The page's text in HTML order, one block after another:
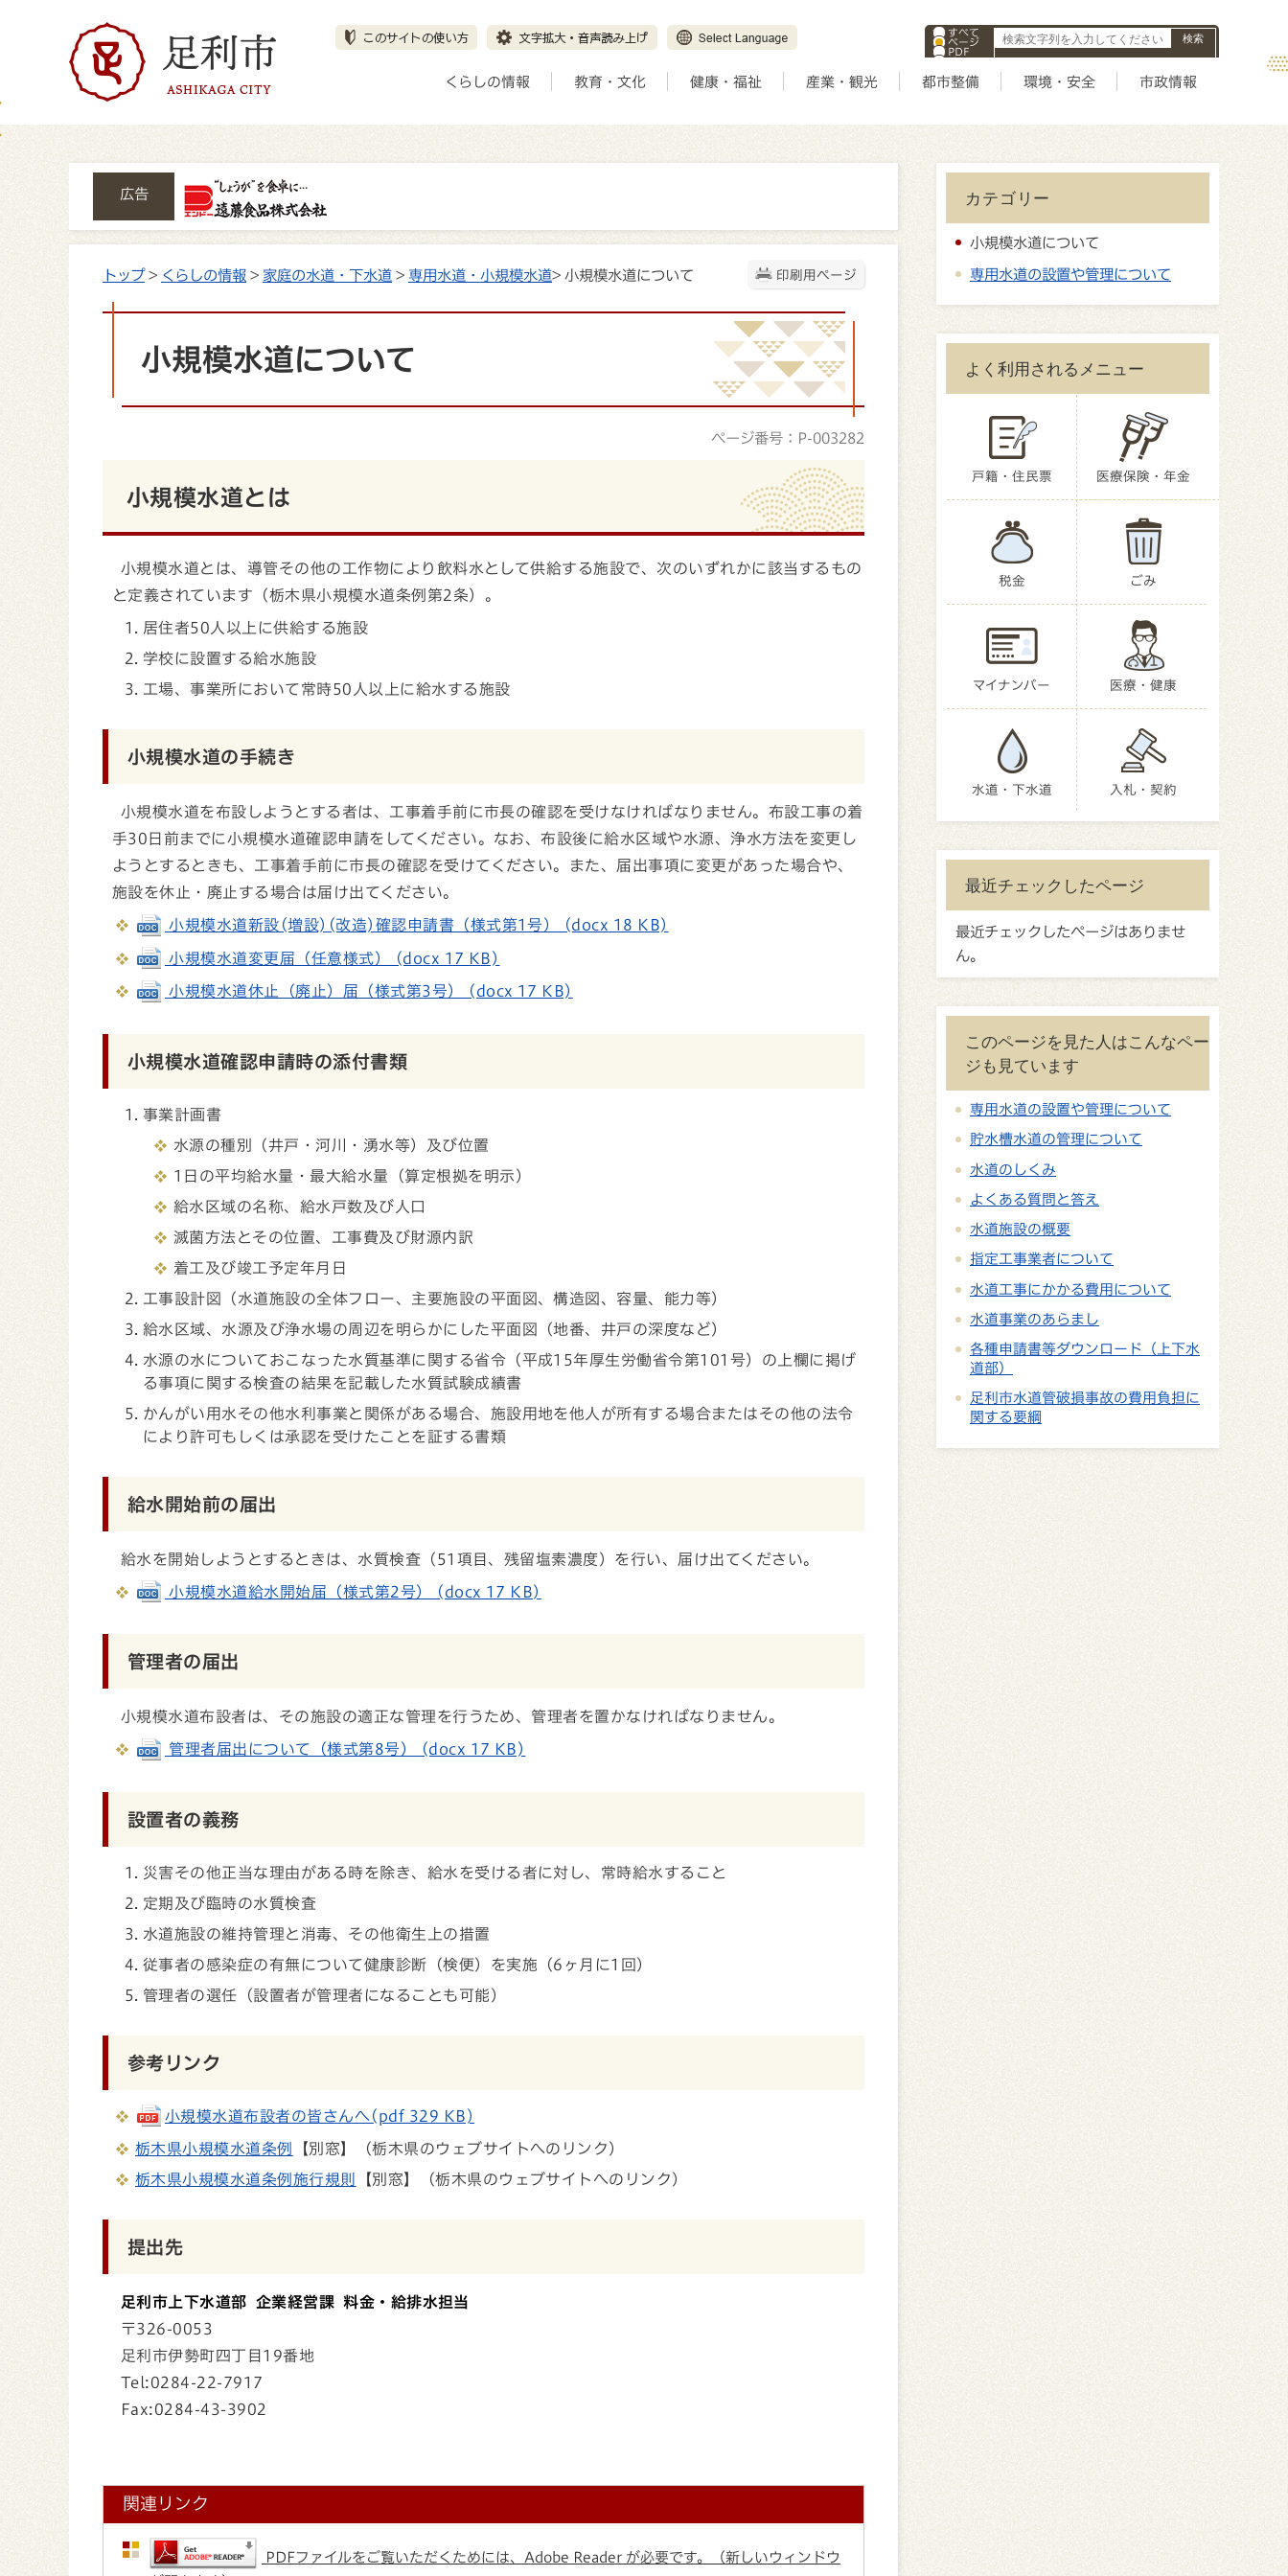
すべて
ページ
PDF
ID
くらしの情報 教育・文化 健康・福祉 産業・観光 都市整備 環境・安全 市政情報
広告
印刷用ページ
トップ> くらしの情報 > 家庭の水道・下水道 > 専用水道・小規模水道> 小規模水道について
小規模水道について
ページ番号：P-003282
小規模水道とは
小規模水道とは、導管その他の工作物により飲料水として供給する施設で、次のいずれかに該当するもの
と定義されています（栃木県小規模水道条例第2条）。
居住者50人以上に供給する施設
学校に設置する給水施設
工場、事業所において常時50人以上に給水する施設
小規模水道の手続き
小規模水道を布設しようとする者は、工事着手前に市長の確認を受けなければなりません。布設工事の着
手30日前までに小規模水道確認申請をしてください。なお、布設後に給水区域や水源、浄水方法を変更し
ようとするときも、工事着手前に市長の確認を受けてください。また、届出事項に変更があった場合や、
施設を休止・廃止する場合は届け出てください。
小規模水道新設(増設)(改造)確認申請書（様式第1号） (docx 18 KB)
小規模水道変更届（任意様式） (docx 17 KB)
小規模水道休止（廃止）届（様式第3号） (docx 17 KB)
小規模水道確認申請時の添付書類
事業計画書
水源の種別（井戸・河川・湧水等）及び位置
1日の平均給水量・最大給水量（算定根拠を明示）
給水区域の名称、給水戸数及び人口
滅菌方法とその位置、工事費及び財源内訳
着工及び竣工予定年月日
工事設計図（水道施設の全体フロー、主要施設の平面図、構造図、容量、能力等）
給水区域、水源及び浄水場の周辺を明らかにした平面図（地番、井戸の深度など）
水源の水についておこなった水質基準に関する省令（平成15年厚生労働省令第101号）の上欄に掲げ
る事項に関する検査の結果を記載した水質試験成績書
かんがい用水その他水利事業と関係がある場合、施設用地を他人が所有する場合またはその他の法令
により許可もしくは承認を受けたことを証する書類
給水開始前の届出
給水を開始しようとするときは、水質検査（51項目、残留塩素濃度）を行い、届け出てください。
小規模水道給水開始届（様式第2号） (docx 17 KB)
管理者の届出
小規模水道布設者は、その施設の適正な管理を行うため、管理者を置かなければなりません。
管理者届出について（様式第8号） (docx 17 KB)
設置者の義務
災害その他正当な理由がある時を除き、給水を受ける者に対し、常時給水すること
定期及び臨時の水質検査
水道施設の維持管理と消毒、その他衛生上の措置
従事者の感染症の有無について健康診断（検便）を実施（6ヶ月に1回）
管理者の選任（設置者が管理者になることも可能）
参考リンク
小規模水道布設者の皆さんへ(pdf 329 KB)
栃木県小規模水道条例
【別窓】（栃木県のウェブサイトへのリンク）
栃木県小規模水道条例施行規則
【別窓】（栃木県のウェブサイトへのリンク）
提出先
足利市上下水道部 企業経営課 料金・給排水担当
〒326-0053
足利市伊勢町四丁目19番地
Tel:0284-22-7917
Fax:0284-43-3902
関連リンク
PDFファイルをご覧いただくためには、Adobe Reader が必要です。（新しいウィンドウ
カテゴリー
小規模水道について
専用水道の設置や管理について
よく利用されるメニュー
戸籍・住民票 医療保険・年金
税金 ごみ
マイナンバー 医療・健康
水道・下水道 入札・契約
最近チェックしたページ
最近チェックしたページはありませ
ん。
このページを見た人はこんなペー
ジも見ています
専用水道の設置や管理について
貯水槽水道の管理について
水道のしくみ
よくある質問と答え
水道施設の概要
指定工事業者について
水道工事にかかる費用について
水道事業のあらまし
各種申請書等ダウンロード（上下水
道部）
足利市水道管破損事故の費用負担に
関する要綱